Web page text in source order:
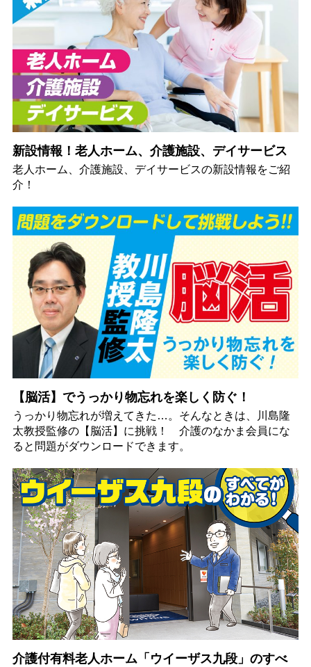
新設情報！老人ホーム、介護施設、デイサービス
老人ホーム、介護施設、デイサービスの新設情報をご紹
介！
【脳活】でうっかり物忘れを楽しく防ぐ！
うっかり物忘れが増えてきた…。そんなときは、川島隆
太教授監修の【脳活】に挑戦！ 介護のなかま会員にな
ると問題がダウンロードできます。
介護付有料老人ホーム「ウイーザス九段」のすべ